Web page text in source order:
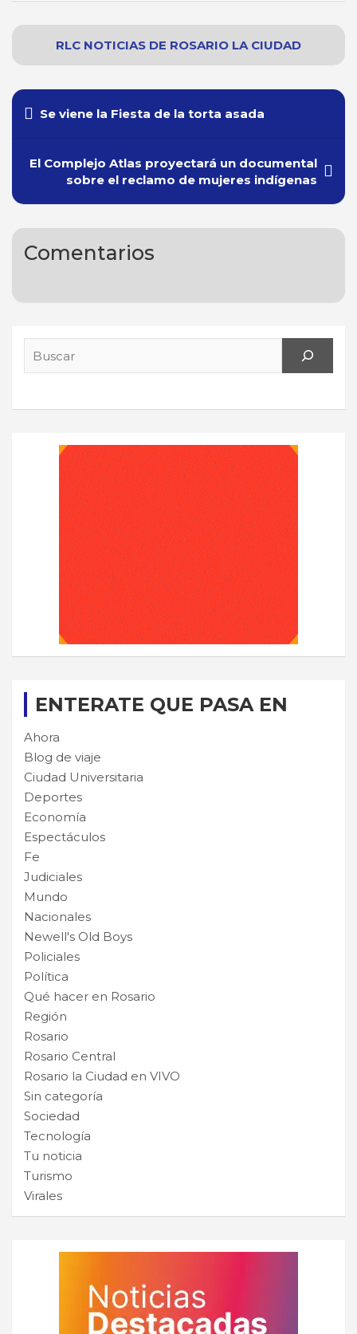
RLC NOTICIAS DE ROSARIO LA CIUDAD
Navegación
de
entradas
Se viene la Fiesta de la torta asada
El Complejo Atlas proyectará un documental
sobre el reclamo de mujeres indígenas
Comentarios
ENTERATE QUE PASA EN
Ahora
Blog de viaje
Ciudad Universitaria
Deportes
Economía
Espectáculos
Fe
Judiciales
Mundo
Nacionales
Newell's Old Boys
Policiales
Política
Qué hacer en Rosario
Región
Rosario
Rosario Central
Rosario la Ciudad en VIVO
Sin categoría
Sociedad
Tecnología
Tu noticia
Turismo
Virales